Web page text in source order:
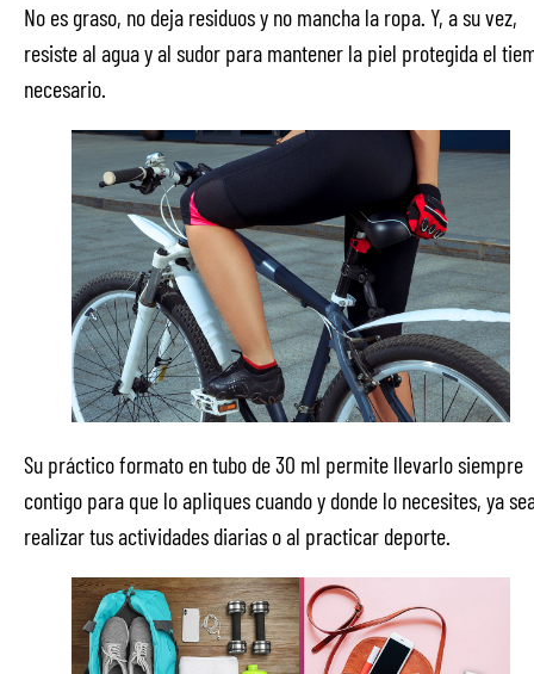
No es graso, no deja residuos y no mancha la ropa. Y, a su vez,
resiste al agua y al sudor para mantener la piel protegida el
necesario.
Su práctico formato en tubo de 30 ml permite llevarlo siempre
contigo para que lo apliques cuando y donde lo necesites, ya
realizar tus actividades diarias o al practicar deporte.